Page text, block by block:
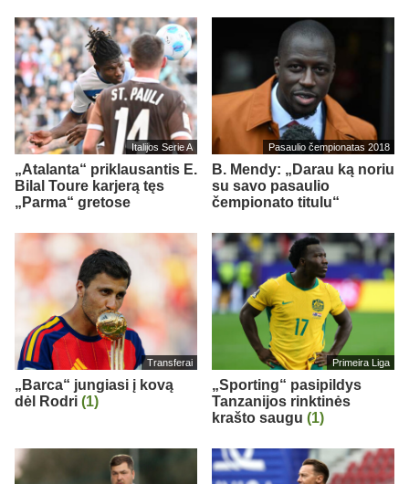
Italijos Serie A
„Atalanta“ priklausantis E.
Bilal Toure karjerą tęs
„Parma“ gretose
Pasaulio čempionatas 2018
B. Mendy: „Darau ką noriu
su savo pasaulio
čempionato titulu“
Transferai
„Barca“ jungiasi į kovą
dėl Rodri (1)
Primeira Liga
„Sporting“ pasipildys
Tanzanijos rinktinės
krašto saugu (1)